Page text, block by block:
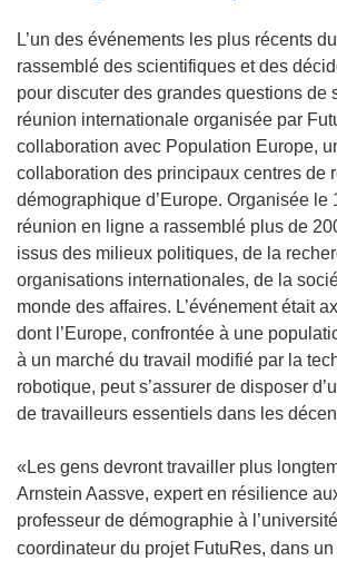
s
u
e
v
e
e
e
L’un des événements les plus récents
rassemblé des scientifiques et des
pour discuter des grandes questions de
réunion internationale organisée par
collaboration avec Population Europe,
collaboration des principaux centres de
démographique d’Europe. Organisée le
réunion en ligne a rassemblé plus de
issus des milieux politiques, de la
organisations internationales, de la
monde des affaires. L’événement était
dont l’Europe, confrontée à une
à un marché du travail modifié par la
robotique, peut s’assurer de disposer
de travailleurs essentiels dans les
«Les gens devront travailler plus
Arnstein Aassve, expert en résilience
professeur de démographie à
coordinateur du projet FutuRes, dans un